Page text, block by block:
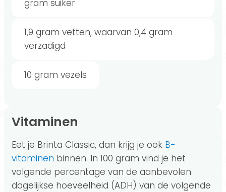
gram suiker
1,9 gram vetten, waarvan 0,4 gram
verzadigd
10 gram vezels
Vitaminen
Eet je Brinta Classic, dan krijg je ook B-
vitaminen binnen. In 100 gram vind je het
volgende percentage van de aanbevolen
dagelijkse hoeveelheid (ADH) van de volgende